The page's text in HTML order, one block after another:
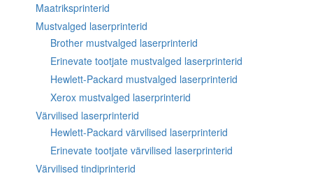
Maatriksprinterid
Mustvalged laserprinterid
Brother mustvalged laserprinterid
Erinevate tootjate mustvalged laserprinterid
Hewlett-Packard mustvalged laserprinterid
Xerox mustvalged laserprinterid
Värvilised laserprinterid
Hewlett-Packard värvilised laserprinterid
Erinevate tootjate värvilised laserprinterid
Värvilised tindiprinterid